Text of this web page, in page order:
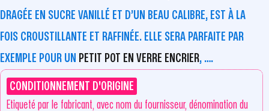
DRAGÉE EN SUCRE VANILLÉ ET D’UN BEAU CALIBRE, EST À LA
FOIS CROUSTILLANTE ET RAFFINÉE. ELLE SERA PARFAITE PAR
EXEMPLE POUR UN PETIT POT EN VERRE ENCRIER, ….
CONDITIONNEMENT D'ORIGINE
Etiqueté par le fabricant, avec nom du fournisseur, dénomination du